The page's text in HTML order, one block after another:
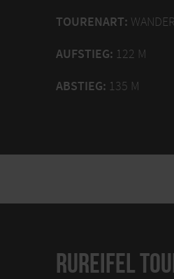
TOURENART:
AUFSTIEG: 122 M
ABSTIEG: 135 M
RUREIFEL